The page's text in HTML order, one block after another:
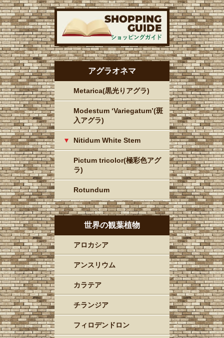
アグラオネマ
Metarica(黒光りアグラ)
Modestum ‘Variegatum’(斑
入アグラ)
Nitidum White Stem
Pictum tricolor(極彩色アグ
ラ)
Rotundum
世界の観葉植物
アロカシア
アンスリウム
カラテア
チランジア
フィロデンドロン